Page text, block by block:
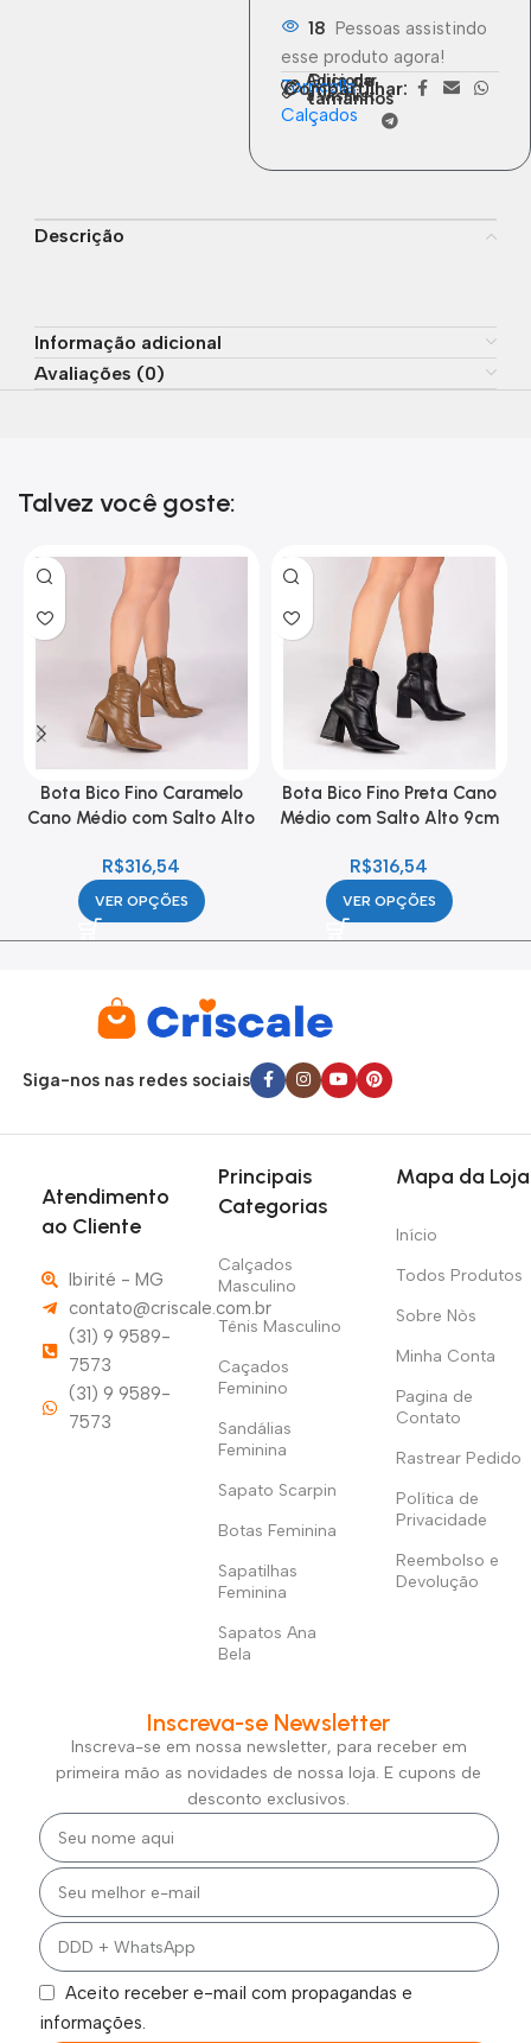
18 Pessoas assistindo
esse produto agora!
Adicionar
à wishlist
Guia de
tamanhos
Torricella
Calçados
Compartilhar:
Descrição
Informação adicional
Avaliações (0)
Talvez você goste:
Bota Bico Fino Caramelo
Cano Médio com Salto Alto
R$316,54
VER OPÇÕES
Bota Bico Fino Preta Cano
Médio com Salto Alto 9cm
R$316,54
VER OPÇÕES
Siga-nos nas redes sociais
Atendimento
ao Cliente
Ibirité - MG
contato@criscale.com.br
(31) 9 9589-
7573
(31) 9 9589-
7573
Principais
Categorias
Calçados
Masculino
Tênis Masculino
Caçados
Feminino
Sandálias
Feminina
Sapato Scarpin
Botas Feminina
Sapatilhas
Feminina
Sapatos Ana
Bela
Mapa da Loja
Início
Todos Produtos
Sobre Nòs
Minha Conta
Pagina de
Contato
Rastrear Pedido
Política de
Privacidade
Reembolso e
Devolução
Inscreva-se Newsletter
Inscreva-se em nossa newsletter, para receber em
primeira mão as novidades de nossa loja. E cupons de
desconto exclusivos.
Aceito receber e-mail com propagandas e
informações.